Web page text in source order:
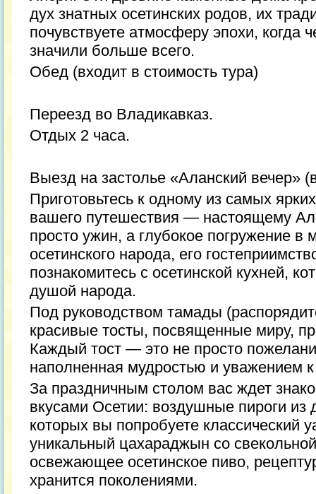
дух знатных осетинских родов, их
почувствуете атмосферу эпохи, когда
значили больше всего.
Обед (входит в стоимость тура)
Переезд во Владикавказ.
Отдых 2 часа.
Выезд на застолье «Аланский вечер»
Приготовьтесь к одному из самых
вашего путешествия — настоящему
просто ужин, а глубокое погружение в
осетинского народа, его
познакомитесь с осетинской кухней,
душой народа.
Под руководством тамады
красивые тосты, посвященные миру,
Каждый тост — это не просто
наполненная мудростью и уважением
За праздничным столом вас ждет
вкусами Осетии: воздушные пироги из
которых вы попробуете классический
уникальный цахараджын со
освежающее осетинское пиво,
хранится поколениями.